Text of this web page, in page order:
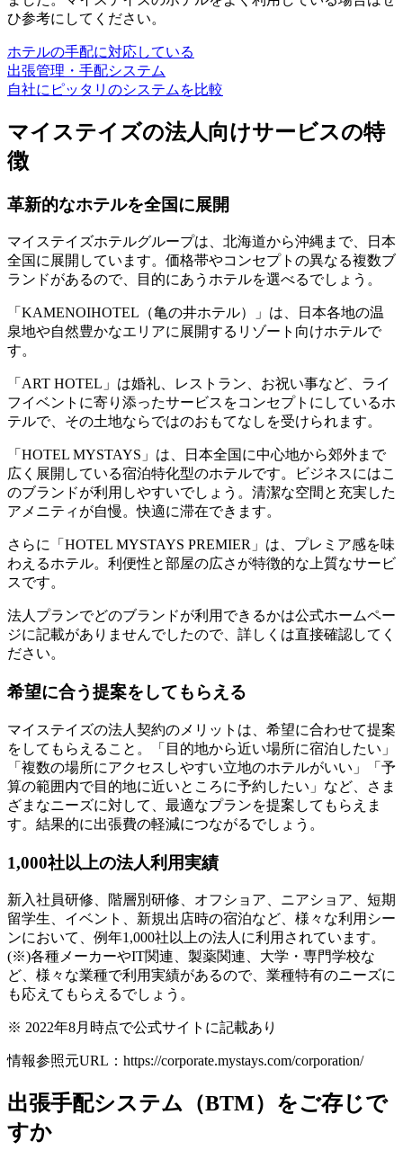
ひ参考にしてください。
ホテルの手配に対応している
出張管理・手配システム
自社にピッタリのシステムを比較
マイステイズの法人向けサービスの特
徴
革新的なホテルを全国に展開
マイステイズホテルグループは、北海道から沖縄まで、日本
全国に展開しています。価格帯やコンセプトの異なる複数ブ
ランドがあるので、目的にあうホテルを選べるでしょう。
「KAMENOIHOTEL（亀の井ホテル）」は、日本各地の温
泉地や自然豊かなエリアに展開するリゾート向けホテルで
す。
「ART HOTEL」は婚礼、レストラン、お祝い事など、ライ
フイベントに寄り添ったサービスをコンセプトにしているホ
テルで、その土地ならではのおもてなしを受けられます。
「HOTEL MYSTAYS」は、日本全国に中心地から郊外まで
広く展開している宿泊特化型のホテルです。ビジネスにはこ
のブランドが利用しやすいでしょう。清潔な空間と充実した
アメニティが自慢。快適に滞在できます。
さらに「HOTEL MYSTAYS PREMIER」は、プレミア感を味
わえるホテル。利便性と部屋の広さが特徴的な上質なサービ
スです。
法人プランでどのブランドが利用できるかは公式ホームペー
ジに記載がありませんでしたので、詳しくは直接確認してく
ださい。
希望に合う提案をしてもらえる
マイステイズの法人契約のメリットは、希望に合わせて提案
をしてもらえること。「目的地から近い場所に宿泊したい」
「複数の場所にアクセスしやすい立地のホテルがいい」「予
算の範囲内で目的地に近いところに予約したい」など、さま
ざまなニーズに対して、最適なプランを提案してもらえま
す。結果的に出張費の軽減につながるでしょう。
1,000社以上の法人利用実績
新入社員研修、階層別研修、オフショア、ニアショア、短期
留学生、イベント、新規出店時の宿泊など、様々な利用シー
ンにおいて、例年1,000社以上の法人に利用されています。
(※)各種メーカーやIT関連、製薬関連、大学・専門学校な
ど、様々な業種で利用実績があるので、業種特有のニーズに
も応えてもらえるでしょう。
※ 2022年8月時点で公式サイトに記載あり
情報参照元URL：https://corporate.mystays.com/corporation/
出張手配システム（BTM）をご存じで
すか